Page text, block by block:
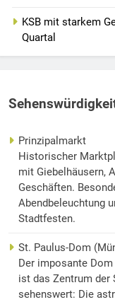
KSB mit starkem
Quartal
Prinzipalmarkt
Historischer
mit Giebelhäusern,
Geschäften.
Abendbeleuchtung
Stadtfesten.
St. Paulus-Dom
Der imposante
ist das Zentrum der
sehenswert: Die